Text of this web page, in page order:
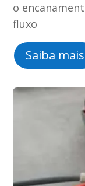
o
fluxo
Saiba mais